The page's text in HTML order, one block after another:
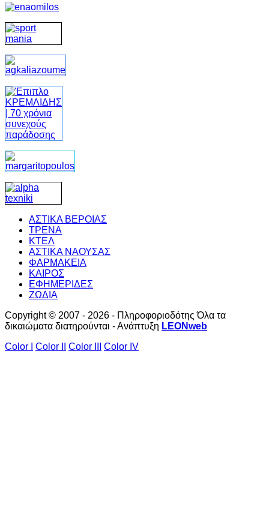
ΑΣΤΙΚΑ ΒΕΡΟΙΑΣ
ΤΡΕΝΑ
ΚΤΕΛ
ΑΣΤΙΚΑ ΝΑΟΥΣΑΣ
ΦΑΡΜΑΚΕΙΑ
ΚΑΙΡΟΣ
ΕΦΗΜΕΡΙΔΕΣ
ΖΩΔΙΑ
Copyright © 2007 - 2026 - Πληροφοριοδότης Όλα τα
δικαιώματα διατηρούνται - Ανάπτυξη LEONweb
Color I
Color II Color III Color IV